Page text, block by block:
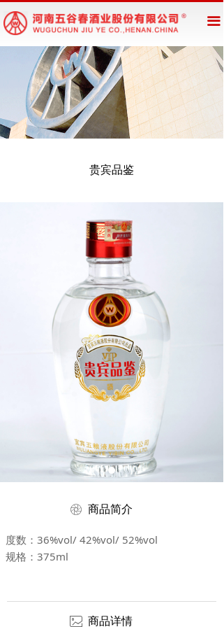
끀
网站首页
企业概况
新闻资讯
公告公示
产品展示
贵宾品鉴
商品简介
度数：36%vol/ 42%vol/ 52%vol
规格：375ml
商品详情
ꁵ
ꂈ